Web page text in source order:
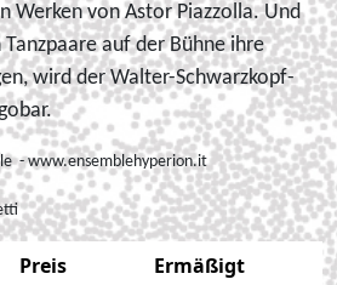
Werken von Astor Piazzolla. Und
auf der Bühne ihre
wird der Walter-Schwarzkopf-
- www.ensemblehyperion.it
Preis
Ermäßigt